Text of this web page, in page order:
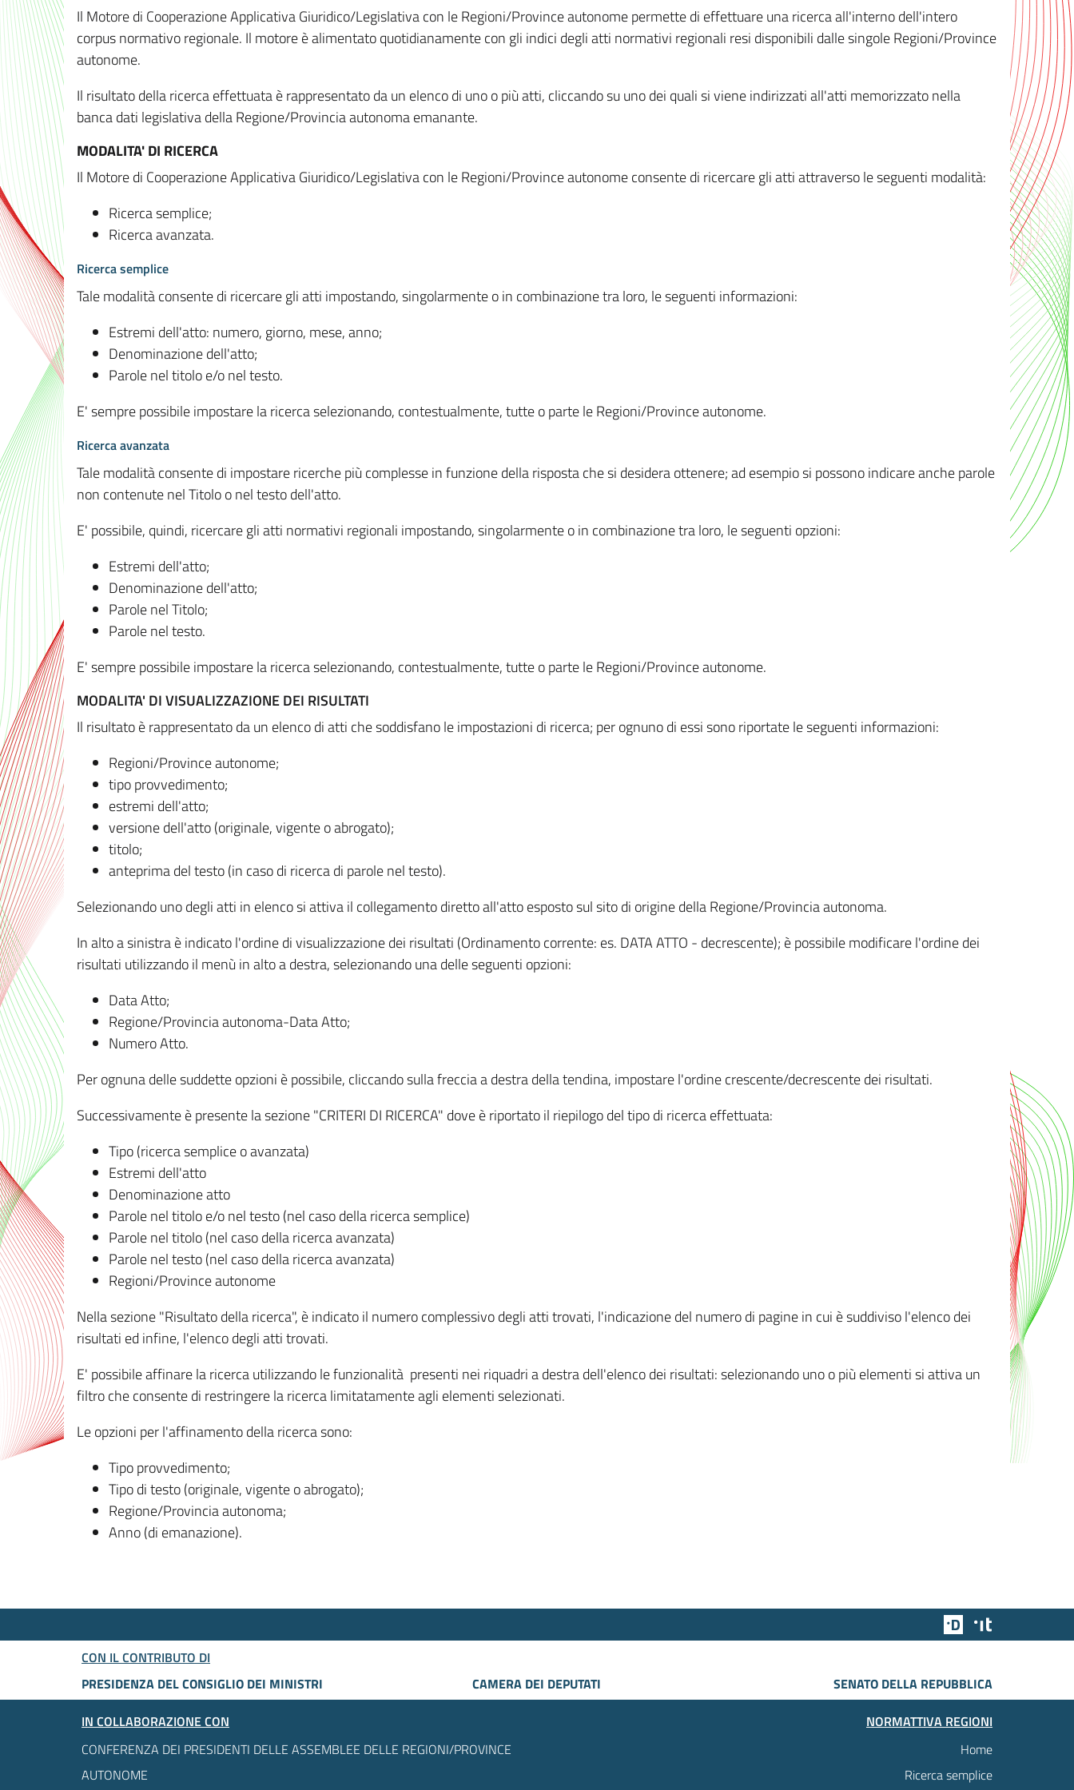
Il Motore di Cooperazione Applicativa Giuridico/Legislativa con le Regioni/Province autonome permette di effettuare una ricerca all'interno dell'intero
corpus normativo regionale. Il motore è alimentato quotidianamente con gli indici degli atti normativi regionali resi disponibili dalle singole Regioni/Province
autonome.
Il risultato della ricerca effettuata è rappresentato da un elenco di uno o più atti, cliccando su uno dei quali si viene indirizzati all'atti memorizzato nella
banca dati legislativa della Regione/Provincia autonoma emanante.
MODALITA' DI RICERCA
Il Motore di Cooperazione Applicativa Giuridico/Legislativa con le Regioni/Province autonome consente di ricercare gli atti attraverso le seguenti modalità:
Ricerca semplice;
Ricerca avanzata.
Ricerca semplice
Tale modalità consente di ricercare gli atti impostando, singolarmente o in combinazione tra loro, le seguenti informazioni:
Estremi dell'atto: numero, giorno, mese, anno;
Denominazione dell'atto;
Parole nel titolo e/o nel testo.
E' sempre possibile impostare la ricerca selezionando, contestualmente, tutte o parte le Regioni/Province autonome.
Ricerca avanzata
Tale modalità consente di impostare ricerche più complesse in funzione della risposta che si desidera ottenere; ad esempio si possono indicare anche parole
non contenute nel Titolo o nel testo dell'atto.
E' possibile, quindi, ricercare gli atti normativi regionali impostando, singolarmente o in combinazione tra loro, le seguenti opzioni:
Estremi dell'atto;
Denominazione dell'atto;
Parole nel Titolo;
Parole nel testo.
E' sempre possibile impostare la ricerca selezionando, contestualmente, tutte o parte le Regioni/Province autonome.
MODALITA' DI VISUALIZZAZIONE DEI RISULTATI
Il risultato è rappresentato da un elenco di atti che soddisfano le impostazioni di ricerca; per ognuno di essi sono riportate le seguenti informazioni:
Regioni/Province autonome;
tipo provvedimento;
estremi dell'atto;
versione dell'atto (originale, vigente o abrogato);
titolo;
anteprima del testo (in caso di ricerca di parole nel testo).
Selezionando uno degli atti in elenco si attiva il collegamento diretto all'atto esposto sul sito di origine della Regione/Provincia autonoma.
In alto a sinistra è indicato l'ordine di visualizzazione dei risultati (Ordinamento corrente: es. DATA ATTO - decrescente); è possibile modificare l'ordine dei
risultati utilizzando il menù in alto a destra, selezionando una delle seguenti opzioni:
Data Atto;
Regione/Provincia autonoma-Data Atto;
Numero Atto.
Per ognuna delle suddette opzioni è possibile, cliccando sulla freccia a destra della tendina, impostare l'ordine crescente/decrescente dei risultati.
Successivamente è presente la sezione "CRITERI DI RICERCA" dove è riportato il riepilogo del tipo di ricerca effettuata:
Tipo (ricerca semplice o avanzata)
Estremi dell'atto
Denominazione atto
Parole nel titolo e/o nel testo (nel caso della ricerca semplice)
Parole nel titolo (nel caso della ricerca avanzata)
Parole nel testo (nel caso della ricerca avanzata)
Regioni/Province autonome
Nella sezione "Risultato della ricerca", è indicato il numero complessivo degli atti trovati, l'indicazione del numero di pagine in cui è suddiviso l'elenco dei
risultati ed infine, l'elenco degli atti trovati.
E' possibile affinare la ricerca utilizzando le funzionalità presenti nei riquadri a destra dell'elenco dei risultati: selezionando uno o più elementi si attiva un
filtro che consente di restringere la ricerca limitatamente agli elementi selezionati.
Le opzioni per l'affinamento della ricerca sono:
Tipo provvedimento;
Tipo di testo (originale, vigente o abrogato);
Regione/Provincia autonoma;
Anno (di emanazione).
Team Digitale
CON IL CONTRIBUTO DI
PRESIDENZA DEL CONSIGLIO DEI MINISTRI
CAMERA DEI DEPUTATI
SENATO DELLA REPUBBLICA
IN COLLABORAZIONE CON
CONFERENZA DEI PRESIDENTI DELLE ASSEMBLEE DELLE REGIONI/PROVINCE
AUTONOME
NORMATTIVA REGIONI
Home
Ricerca semplice